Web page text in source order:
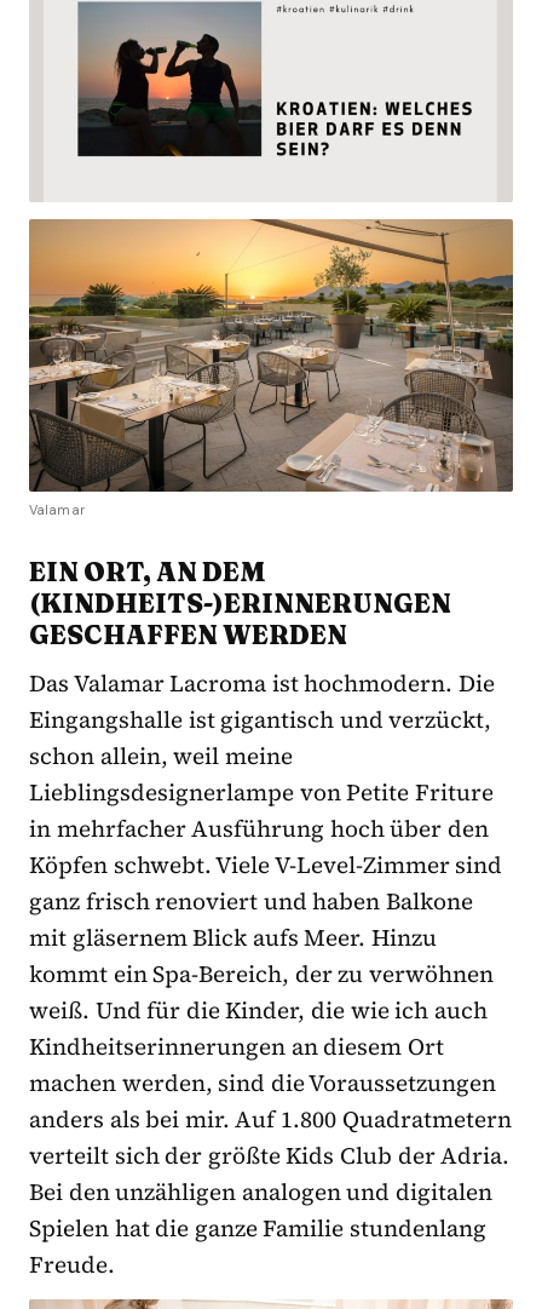
Valamar
EIN ORT, AN DEM
(KINDHEITS-)ERINNERUNGEN
GESCHAFFEN WERDEN
Das Valamar Lacroma ist hochmodern. Die
Eingangshalle ist gigantisch und verzückt,
schon allein, weil meine
Lieblingsdesignerlampe von Petite Friture
in mehrfacher Ausführung hoch über den
Köpfen schwebt. Viele V-Level-Zimmer sind
ganz frisch renoviert und haben Balkone
mit gläsernem Blick aufs Meer. Hinzu
kommt ein Spa-Bereich, der zu verwöhnen
weiß. Und für die Kinder, die wie ich auch
Kindheitserinnerungen an diesem Ort
machen werden, sind die Voraussetzungen
anders als bei mir. Auf 1.800 Quadratmetern
verteilt sich der größte Kids Club der Adria.
Bei den unzähligen analogen und digitalen
Spielen hat die ganze Familie stundenlang
Freude.